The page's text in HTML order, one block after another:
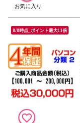
8/8時点_ポイント最大11倍